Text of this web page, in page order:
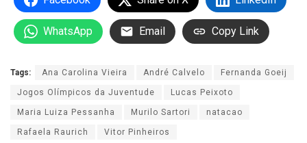
WhatsApp Email Copy Link
Tags: Ana Carolina Vieira André Calvelo Fernanda Goeij
Jogos Olímpicos da Juventude Lucas Peixoto
Maria Luiza Pessanha Murilo Sartori natacao
Rafaela Raurich Vitor Pinheiros